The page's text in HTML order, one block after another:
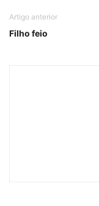
Artigo anterior
Filho feio